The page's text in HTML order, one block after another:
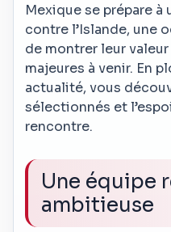
Mexique se prépare
contre l’Islande, une
de montrer leur
majeures à venir. En
actualité, vous
sélectionnés et
rencontre.
Une équipe
ambitieuse